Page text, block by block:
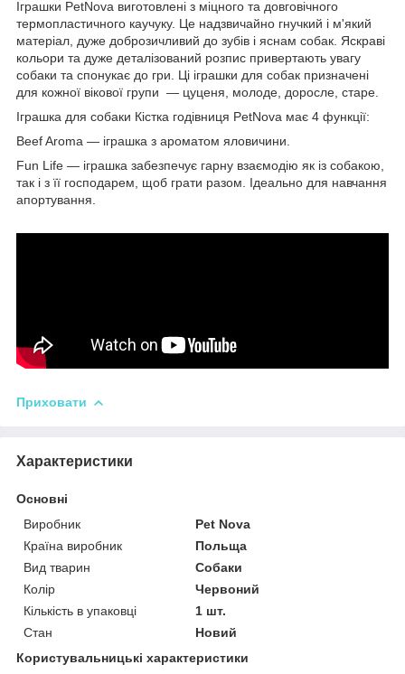
Іграшки PetNova виготовлені з міцного та довговічного
термопластичного каучуку. Це надзвичайно гнучкий і м'який
матеріал, дуже доброзичливий до зубів і яснам собак. Яскраві
кольори та дуже деталізований розпис привертають увагу
собаки та спонукає до гри. Ці іграшки для собак призначені
для кожної вікової групи — цуценя, молоде, доросле, старе.
Іграшка для собаки Кістка годівниця PetNova має 4 функції:
Beef Aroma — іграшка з ароматом яловичини.
Fun Life — іграшка забезпечує гарну взаємодію як із собакою,
так і з її господарем, щоб грати разом. Ідеально для навчання
апортування.
Приховати
Характеристики
Основні
Виробник
Pet Nova
Країна виробник
Польща
Вид тварин
Собаки
Колір
Червоний
Кількість в упаковці
1 шт.
Стан
Новий
Користувальницькі характеристики